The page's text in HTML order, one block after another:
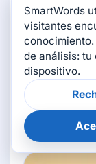
Langue et
SmartWords
visitantes
de análisis: tu
dispositivo.